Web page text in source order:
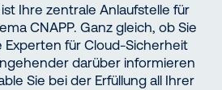
Ihre zentrale Anlaufstelle für
CNAPP. Ganz gleich, ob Sie
Experten für Cloud-Sicherheit
darüber informieren
Sie bei der Erfüllung all Ihrer